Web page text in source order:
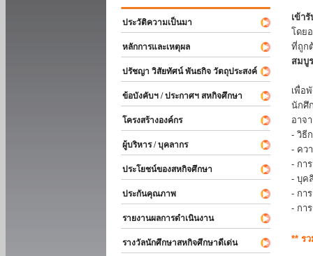
ประวัติความเป็นมา
หลักการและเหตุผล
ปรัชญา วิสัยทัศน์ พันธกิจ วัตถุประสงค์
ข้อบังคับฯ / ประกาศฯ สหกิจศึกษา
โครงสร้างองค์กร
ผู้บริหาร / บุคลากร
ประโยชน์ของสหกิจศึกษา
ประกันคุณภาพ
รายงานผลการดำเนินงาน
รางวัลนักศึกษาสหกิจศึกษาดีเด่น
เข้า
โดย
ที่ถูก
สมบู
เพื่อ
นักศึ
อาจ
- วิธี
- คว
- กา
- บุค
- กา
- กา
** ร